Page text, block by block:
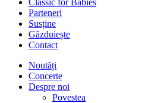
Parteneri
Susține
Găzduiește
Contact
Noutăți
Concerte
Despre noi
Povestea